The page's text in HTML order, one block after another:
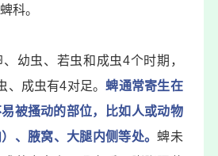
科。
幼虫、若虫和成虫4个时期，
、成虫有4对足。蜱通常寄生在
被搔动的部位，比如人或动物
、腋窝、大腿内侧等处。 蜱未